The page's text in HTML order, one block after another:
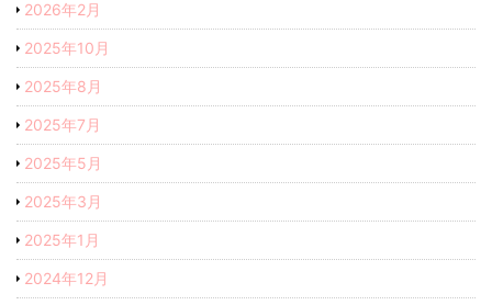
2026年2月
2025年10月
2025年8月
2025年7月
2025年5月
2025年3月
2025年1月
2024年12月